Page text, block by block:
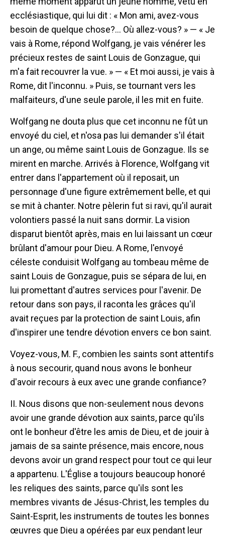
ecclésiastique, qui lui dit : « Mon ami, avez-vous
besoin de quelque chose?... Où allez-vous? » — « Je
vais à Rome, répond Wolfgang, je vais vénérer les
précieux restes de saint Louis de Gonzague, qui
m'a fait recouvrer la vue. » — « Et moi aussi, je vais à
Rome, dit l'inconnu. » Puis, se tournant vers les
malfaiteurs, d'une seule parole, il les mit en fuite.
Wolfgang ne douta plus que cet inconnu ne fût un
envoyé du ciel, et n'osa pas lui demander s'il était
un ange, ou même saint Louis de Gonzague. Ils se
mirent en marche. Arrivés à Florence, Wolfgang vit
entrer dans l'appartement où il reposait, un
personnage d'une figure extrêmement belle, et qui
se mit à chanter. Notre pèlerin fut si ravi, qu'il aurait
volontiers passé la nuit sans dormir. La vision
disparut bientôt après, mais en lui laissant un cœur
brûlant d'amour pour Dieu. A Rome, l'envoyé
céleste conduisit Wolfgang au tombeau même de
saint Louis de Gonzague, puis se sépara de lui, en
lui promettant d'autres services pour l'avenir. De
retour dans son pays, il raconta les grâces qu'il
avait reçues par la protection de saint Louis, afin
d'inspirer une tendre dévotion envers ce bon saint.
Voyez-vous, M. F., combien les saints sont attentifs
à nous secourir, quand nous avons le bonheur
d'avoir recours à eux avec une grande confiance?
II. Nous disons que non-seulement nous devons
avoir une grande dévotion aux saints, parce qu'ils
ont le bonheur d'être les amis de Dieu, et de jouir à
jamais de sa sainte présence, mais encore, nous
devons avoir un grand respect pour tout ce qui leur
a appartenu. L'Église a toujours beaucoup honoré
les reliques des saints, parce qu'ils sont les
membres vivants de Jésus-Christ, les temples du
Saint-Esprit, les instruments de toutes les bonnes
œuvres que Dieu a opérées par eux pendant leur